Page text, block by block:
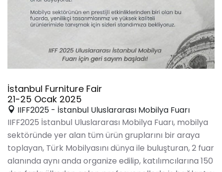
İstanbul Furniture Fair
21-25 Ocak 2025
IIFF2025 - İstanbul Uluslararası Mobilya Fuarı
IIFF2025 İstanbul Uluslararası Mobilya Fuarı, mobilya
sektöründe yer alan tüm ürün gruplarını bir araya
toplayan, Türk Mobilyasını dünya ile buluşturan, 2 fuar
alanında aynı anda organize edilip, katılımcılarına 150